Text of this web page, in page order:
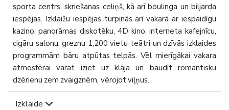
sporta centrs, skriešanas celiņš, kā arī boulinga un biljarda
iespējas. Izklaižu iespējas turpinās arī vakarā ar iespaidīgu
kazino, panorāmas diskotēku, 4D kino, interneta kafejnīcu,
cigāru salonu, greznu 1,200 vietu teātri un dzīvās izklaides
programmām bāru atpūtas telpās. Vēl mierīgākai vakara
atmosfērai varat iziet uz klāja un baudīt romantisku
dzērienu zem zvaigznēm, vērojot viļņus.
Izklaide